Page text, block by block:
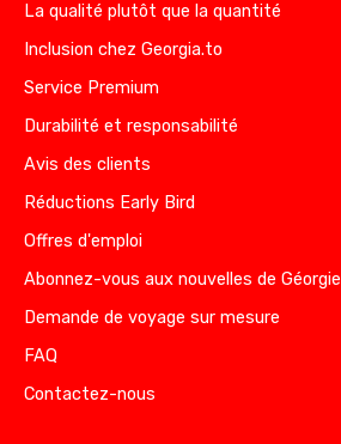
La qualité plutôt que la quantité
Inclusion chez Georgia.to
Service Premium
Durabilité et responsabilité
Avis des clients
Réductions Early Bird
Offres d'emploi
Abonnez-vous aux nouvelles de Géorgie
Demande de voyage sur mesure
FAQ
Contactez-nous